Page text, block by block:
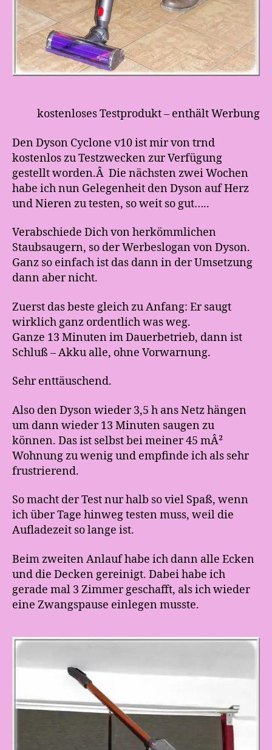
kostenloses Testprodukt – enthält Werbung
Den Dyson Cyclone v10 ist mir von trnd
kostenlos zu Testzwecken zur Verfügung
gestellt worden.Â Die nächsten zwei Wochen
habe ich nun Gelegenheit den Dyson auf Herz
und Nieren zu testen, so weit so gut…..
Verabschiede Dich von herkömmlichen
Staubsaugern, so der Werbeslogan von Dyson.
Ganz so einfach ist das dann in der Umsetzung
dann aber nicht.
Zuerst das beste gleich zu Anfang: Er saugt
wirklich ganz ordentlich was weg.
Ganze 13 Minuten im Dauerbetrieb, dann ist
Schluß – Akku alle, ohne Vorwarnung.
Sehr enttäuschend.
Also den Dyson wieder 3,5 h ans Netz hängen
um dann wieder 13 Minuten saugen zu
können. Das ist selbst bei meiner 45 mÂ²
Wohnung zu wenig und empfinde ich als sehr
frustrierend.
So macht der Test nur halb so viel Spaß, wenn
ich über Tage hinweg testen muss, weil die
Aufladezeit so lange ist.
Beim zweiten Anlauf habe ich dann alle Ecken
und die Decken gereinigt. Dabei habe ich
gerade mal 3 Zimmer geschafft, als ich wieder
eine Zwangspause einlegen musste.